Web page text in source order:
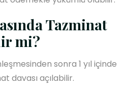
Tazminat
mi?
sonra 1 yıl içinde
davası açılabilir.